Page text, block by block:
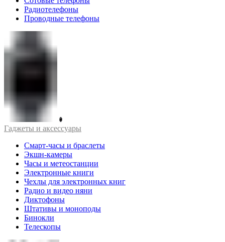
Радиотелефоны
Проводные телефоны
Гаджеты и аксессуары
Смарт-часы и браслеты
Экшн-камеры
Часы и метеостанции
Электронные книги
Чехлы для электронных книг
Радио и видео няни
Диктофоны
Штативы и моноподы
Бинокли
Телескопы